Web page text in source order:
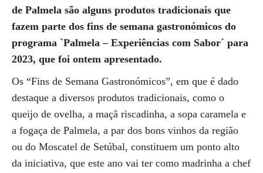
de Palmela são alguns produtos tradicionais que
fazem parte dos fins de semana gastronómicos do
programa `Palmela – Experiências com Sabor´ para
2023, que foi ontem apresentado.
Os “Fins de Semana Gastronómicos”, em que é dado
destaque a diversos produtos tradicionais, como o
queijo de ovelha, a maçã riscadinha, a sopa caramela e
a fogaça de Palmela, a par dos bons vinhos da região
ou do Moscatel de Setúbal, constituem um ponto alto
da iniciativa, que este ano vai ter como madrinha a chef